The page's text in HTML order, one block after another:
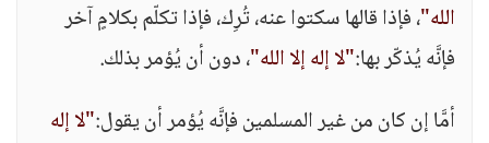
الله"، فإذا قالها سكتوا عنه، تُرِك، فإذا تكلّم بكلامٍ آخر
فإنَّه يُذكّر بها:"لا إله إلا الله"، دون أن يُؤمر بذلك.
أمَّا إن كان من غير المسلمين فإنَّه يُؤمر أن يقول:"لا إله